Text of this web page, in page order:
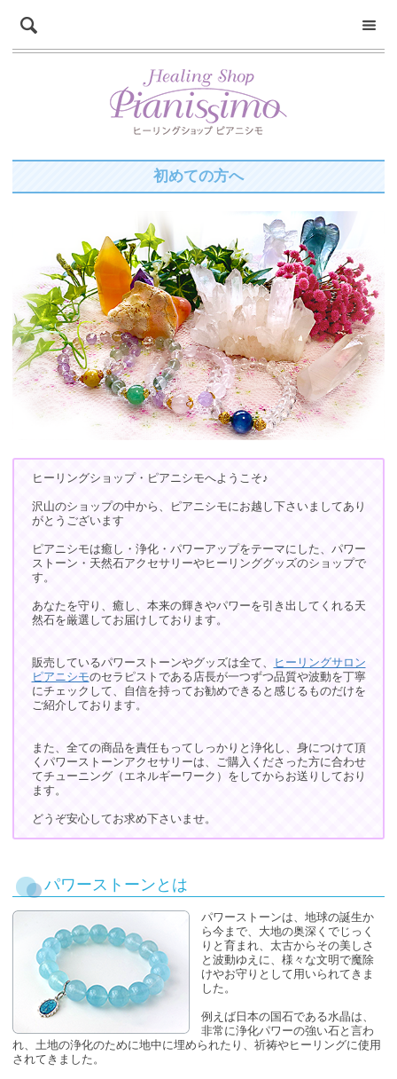
初めての方へ
ヒーリングショップ・ピアニシモへようこそ♪
沢山のショップの中から、ピアニシモにお越し下さいましてあり
がとうございます
ピアニシモは癒し・浄化・パワーアップをテーマにした、パワー
ストーン・天然石アクセサリーやヒーリンググッズのショップで
す。
あなたを守り、癒し、本来の輝きやパワーを引き出してくれる天
然石を厳選してお届けしております。
販売しているパワーストーンやグッズは全て、
ヒーリングサロン
ピアニシモのセラピストである店長が一つずつ品質や波動を丁寧
にチェックして、自信を持ってお勧めできると感じるものだけを
ご紹介しております。
また、全ての商品を責任もってしっかりと浄化し、身につけて頂
くパワーストーンアクセサリーは、ご購入くださった方に合わせ
てチューニング（エネルギーワーク）をしてからお送りしており
ます。
どうぞ安心してお求め下さいませ。
パワーストーンとは
パワーストーンは、地球の誕生か
ら今まで、大地の奥深くでじっく
りと育まれ、太古からその美しさ
と波動ゆえに、様々な文明で魔除
けやお守りとして用いられてきま
した。
例えば日本の国石である水晶は、
非常に浄化パワーの強い石と言わ
れ、土地の浄化のために地中に埋められたり、祈祷やヒーリングに使用
されてきました。